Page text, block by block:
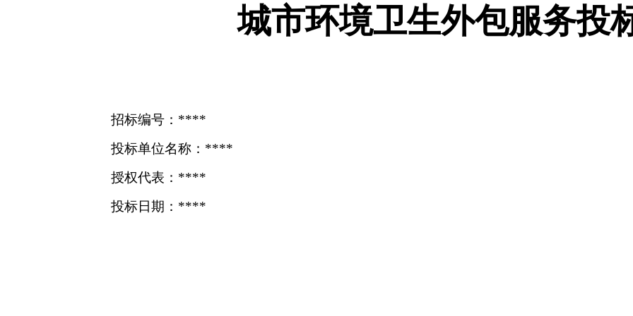
城市环境卫生外包服务投
招标编号：****
投标单位名称：****
授权代表：****
投标日期：****